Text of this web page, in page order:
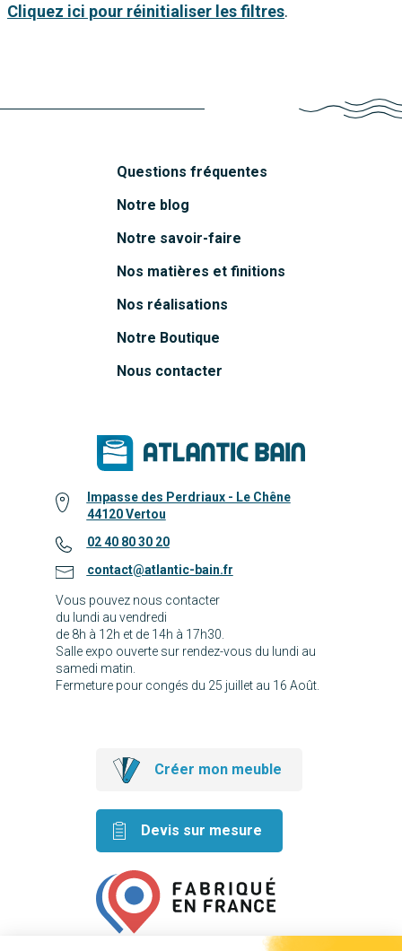
Cliquez ici pour réinitialiser les filtres.
Questions fréquentes
Notre blog
Notre savoir-faire
Nos matières et finitions
Nos réalisations
Notre Boutique
Nous contacter
Impasse des Perdriaux - Le Chêne
44120 Vertou
02 40 80 30 20
contact@atlantic-bain.fr
Vous pouvez nous contacter
du lundi au vendredi
de 8h à 12h et de 14h à 17h30.
Salle expo ouverte sur rendez-vous du lundi au
samedi matin.
Fermeture pour congés du 25 juillet au 16 Août.
Créer mon meuble
Devis sur mesure